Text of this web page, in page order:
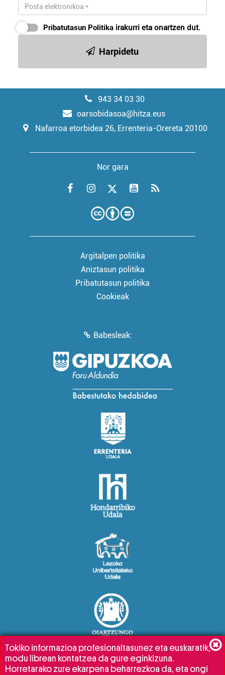
Pribatutasun Politika irakurri eta onartzen dut.
Harpidetu
943 34 03 30
oarsobidasoa@hitza.eus
Nafarroa etorbidea 26, Errenteria-Orereta 20100
Nor gara
Argitalpen politika
Aniztasun politika
Pribatutasun politika
Cookieak
Babesleak:
Tokiko informazioa profesionaltasunez eta euskaratik,
modu librean kontatzea da gure eginkizuna.
Horretarako zure ekarpena beharrezkoa da, eta ongi